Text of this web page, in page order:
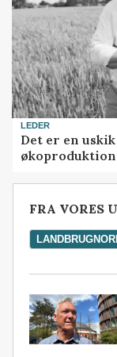
LEDER
Det er en
økoproduktion
FRA VORES